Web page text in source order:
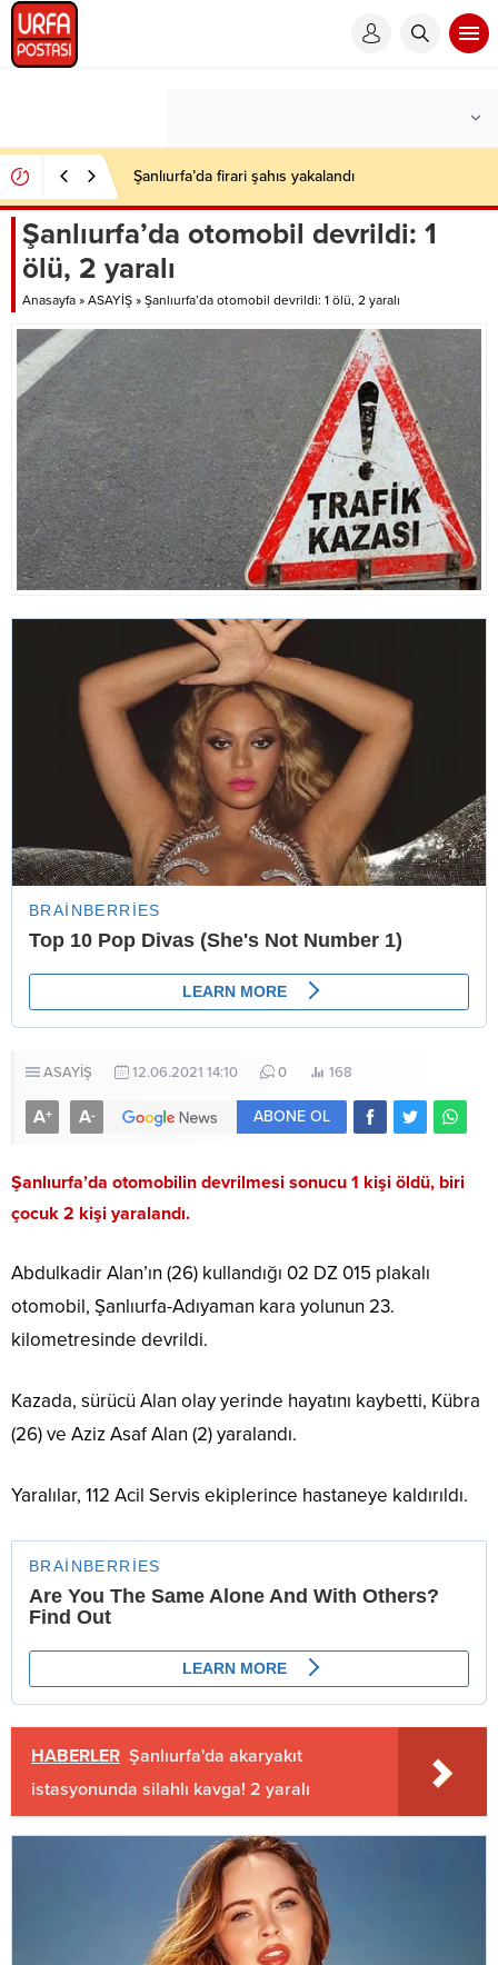
Şanlıurfa’da firari şahıs yakalandı
Şanlıurfa’da otomobil devrildi: 1
ölü, 2 yaralı
Anasayfa » ASAYİŞ » Şanlıurfa’da otomobil devrildi: 1 ölü, 2 yaralı
ASAYİŞ 12.06.2021 14:10 0 168
A+ A- ABONE OL
Şanlıurfa’da otomobilin devrilmesi sonucu 1 kişi öldü, biri
çocuk 2 kişi yaralandı.
Abdulkadir Alan’ın (26) kullandığı 02 DZ 015 plakalı
otomobil, Şanlıurfa-Adıyaman kara yolunun 23.
kilometresinde devrildi.
Kazada, sürücü Alan olay yerinde hayatını kaybetti, Kübra
(26) ve Aziz Asaf Alan (2) yaralandı.
Yaralılar, 112 Acil Servis ekiplerince hastaneye kaldırıldı.
HABERLER Şanlıurfa'da akaryakıt
istasyonunda silahlı kavga! 2 yaralı